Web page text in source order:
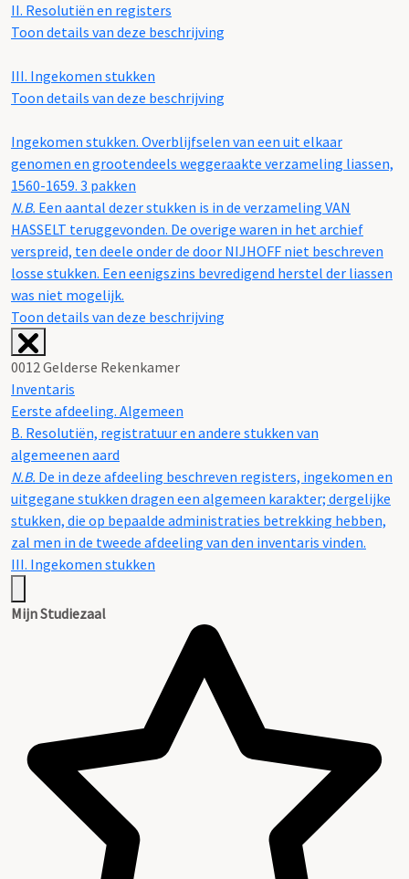
II. Resolutiën en registers
Toon details van deze beschrijving
III. Ingekomen stukken
Toon details van deze beschrijving
Ingekomen stukken. Overblijfselen van een uit elkaar
genomen en grootendeels weggeraakte verzameling liassen,
1560-1659. 3 pakken
N.B. Een aantal dezer stukken is in de verzameling VAN
HASSELT teruggevonden. De overige waren in het archief
verspreid, ten deele onder de door NIJHOFF niet beschreven
losse stukken. Een eenigszins bevredigend herstel der liassen
was niet mogelijk.
Toon details van deze beschrijving
0012 Gelderse Rekenkamer
Inventaris
Eerste afdeeling. Algemeen
B. Resolutiën, registratuur en andere stukken van
algemeenen aard
N.B. De in deze afdeeling beschreven registers, ingekomen en
uitgegane stukken dragen een algemeen karakter; dergelijke
stukken, die op bepaalde administraties betrekking hebben,
zal men in de tweede afdeeling van den inventaris vinden.
III. Ingekomen stukken
Mijn Studiezaal